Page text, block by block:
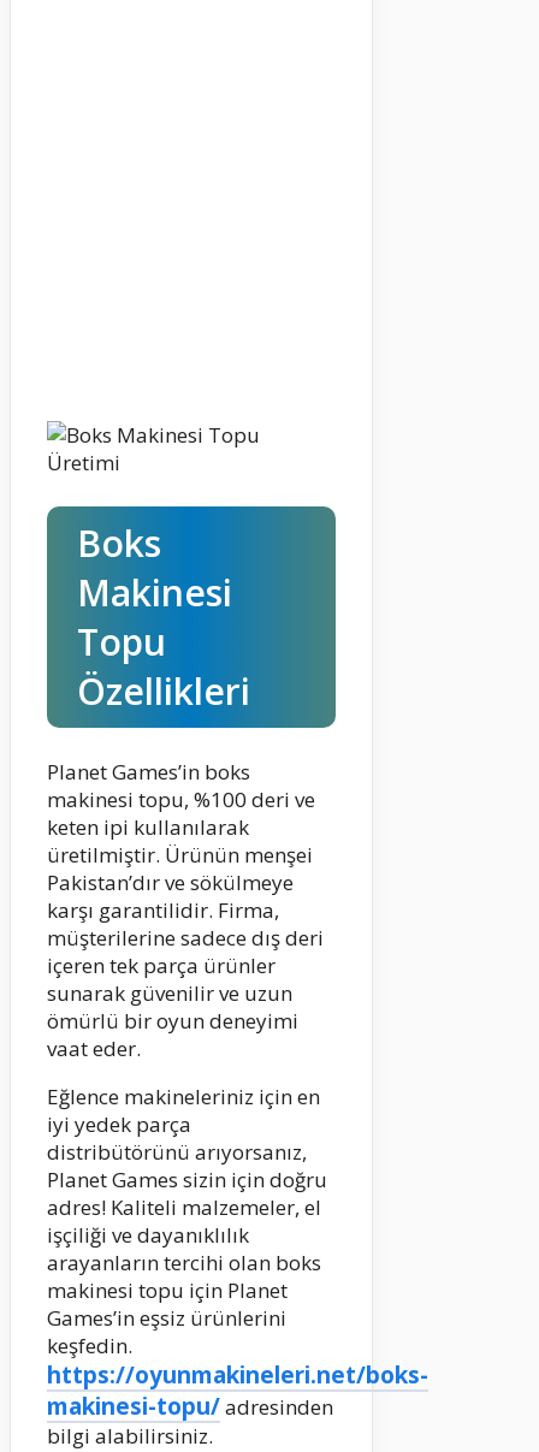
Boks
Makinesi
Topu
Özellikleri
Planet Games’in boks
makinesi topu, %100 deri ve
keten ipi kullanılarak
üretilmiştir. Ürünün menşei
Pakistan’dır ve sökülmeye
karşı garantilidir. Firma,
müşterilerine sadece dış deri
içeren tek parça ürünler
sunarak güvenilir ve uzun
ömürlü bir oyun deneyimi
vaat eder.
Eğlence makineleriniz için en
iyi yedek parça
distribütörünü arıyorsanız,
Planet Games sizin için doğru
adres! Kaliteli malzemeler, el
işçiliği ve dayanıklılık
arayanların tercihi olan boks
makinesi topu için Planet
Games’in eşsiz ürünlerini
keşfedin.
https://oyunmakineleri.net/boks-
makinesi-topu/adresinden
bilgi alabilirsiniz.